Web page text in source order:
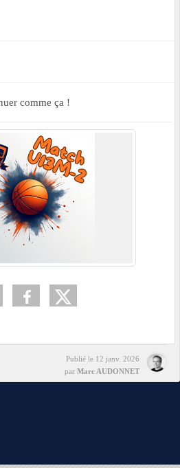
comme ça !
Publié le 12 janv. 2026
par Marc AUDONNET